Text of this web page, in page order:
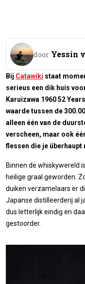
door Yessin
Bij Catawiki staat
serieus een dik huis
Karuizawa 1960 52
waarde tussen de
alleen één van de
verscheen, maar ook
flessen die je überhaupt
Binnen de whiskywereld
heilige graal geworden.
duiken verzamelaars er
Japanse distilleerderij al
dus letterlijk eindig en
gestoorder.